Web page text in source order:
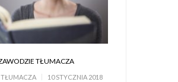
TŁUMACZA
TŁUMACZA 10 STYCZNIA 2018